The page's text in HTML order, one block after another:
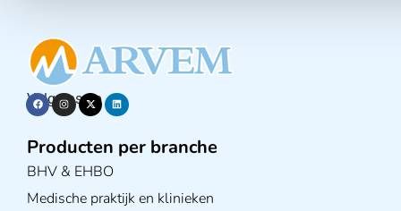
Volg ons op
Producten per branche
BHV & EHBO
Medische praktijk en klinieken